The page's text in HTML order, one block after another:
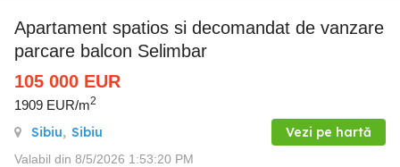
Apartament spatios si decomandat de vanzare
parcare balcon Selimbar
105 000 EUR
1909 EUR/m2
Sibiu, Sibiu Vezi pe hartă
Valabil din 8/5/2026 1:53:20 PM